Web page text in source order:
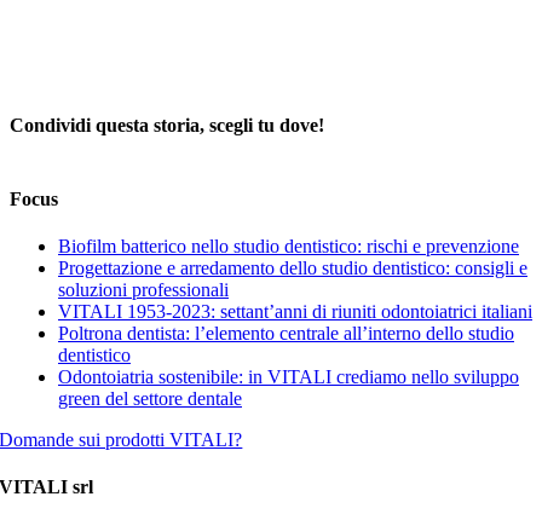
Condividi questa storia, scegli tu dove!
Focus
Biofilm batterico nello studio dentistico: rischi e prevenzione
Progettazione e arredamento dello studio dentistico: consigli e
soluzioni professionali
VITALI 1953-2023: settant’anni di riuniti odontoiatrici italiani
Poltrona dentista: l’elemento centrale all’interno dello studio
dentistico
Odontoiatria sostenibile: in VITALI crediamo nello sviluppo
green del settore dentale
Domande sui prodotti VITALI?
VITALI srl